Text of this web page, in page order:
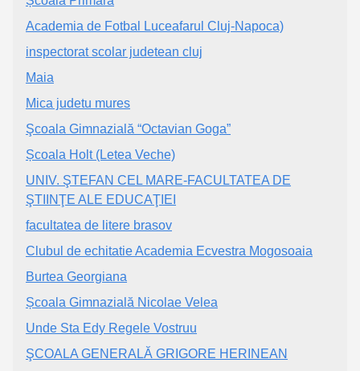
Academia de Fotbal Luceafarul Cluj-Napoca)
inspectorat scolar judetean cluj
Maia
Mica judetu mures
Şcoala Gimnazială “Octavian Goga”
Școala Holt (Letea Veche)
UNIV. ŞTEFAN CEL MARE-FACULTATEA DE
ŞTIINŢE ALE EDUCAŢIEI
facultatea de litere brasov
Clubul de echitatie Academia Ecvestra Mogosoaia
Burtea Georgiana
Școala Gimnazială Nicolae Velea
Unde Sta Edy Regele Vostruu
ŞCOALA GENERALĂ GRIGORE HERINEAN